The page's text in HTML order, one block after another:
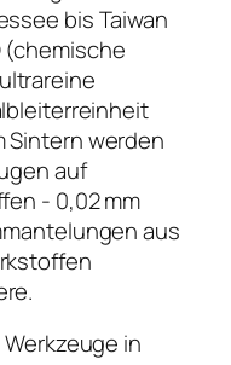
bis Taiwan
Sintern werden
auf
- 0,02 mm
aus
in